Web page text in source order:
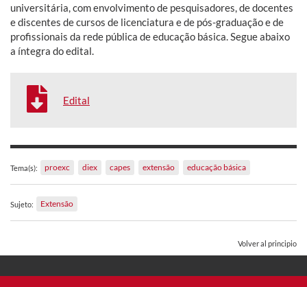
universitária, com envolvimento de pesquisadores, de docentes
e discentes de cursos de licenciatura e de pós-graduação e de
profissionais da rede pública de educação básica. Segue abaixo
a íntegra do edital.
Edital
Tema(s): proexc diex capes extensão educação básica
Sujeto: Extensão
Volver al principio